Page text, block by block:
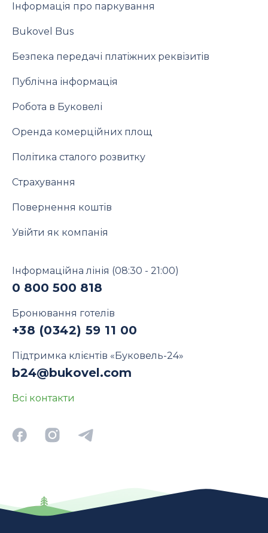
Інформація про паркування
Bukovel Bus
Безпека передачі платіжних реквізитів
Публічна інформація
Робота в Буковелі
Оренда комерційних площ
Політика сталого розвитку
Страхування
Повернення коштів
Увійти як компанія
Інформаційна лінія (08:30 - 21:00)
0 800 500 818
Бронювання готелів
+38 (0342) 59 11 00
Підтримка клієнтів «Буковель-24»
b24@bukovel.com
Всі контакти